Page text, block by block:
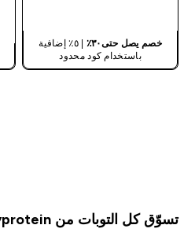
خصم يصل حتى٣٠٪
| ٥٪ إضافية
باستخدام كود محدود
تسوّق كل التوبات من Myprotein